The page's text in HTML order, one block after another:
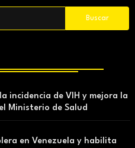
incidencia de VIH y mejora la
Ministerio de Salud
en Venezuela y habilita